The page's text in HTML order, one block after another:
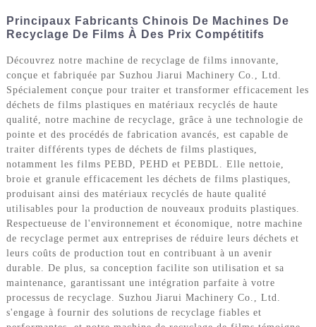
Principaux Fabricants Chinois De Machines De
Recyclage De Films À Des Prix Compétitifs
Découvrez notre machine de recyclage de films innovante,
conçue et fabriquée par Suzhou Jiarui Machinery Co., Ltd.
Spécialement conçue pour traiter et transformer efficacement les
déchets de films plastiques en matériaux recyclés de haute
qualité, notre machine de recyclage, grâce à une technologie de
pointe et des procédés de fabrication avancés, est capable de
traiter différents types de déchets de films plastiques,
notamment les films PEBD, PEHD et PEBDL. Elle nettoie,
broie et granule efficacement les déchets de films plastiques,
produisant ainsi des matériaux recyclés de haute qualité
utilisables pour la production de nouveaux produits plastiques.
Respectueuse de l'environnement et économique, notre machine
de recyclage permet aux entreprises de réduire leurs déchets et
leurs coûts de production tout en contribuant à un avenir
durable. De plus, sa conception facilite son utilisation et sa
maintenance, garantissant une intégration parfaite à votre
processus de recyclage. Suzhou Jiarui Machinery Co., Ltd.
s'engage à fournir des solutions de recyclage fiables et